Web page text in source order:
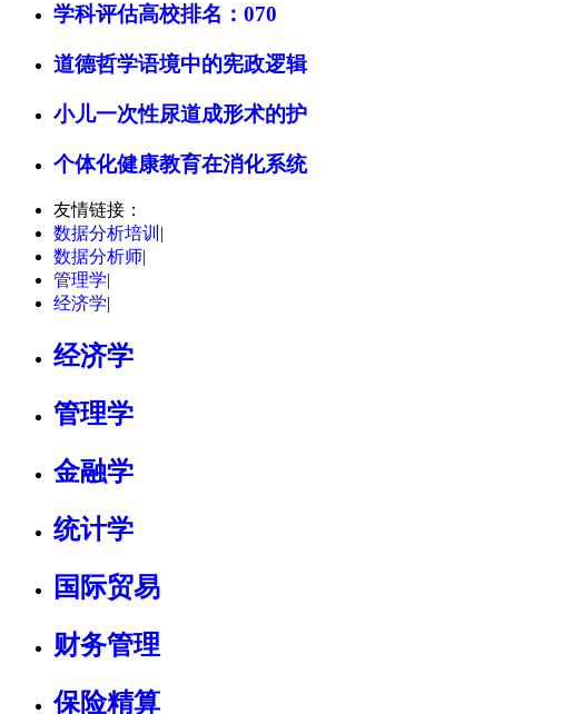
学科评估高校排名：070
道德哲学语境中的宪政逻辑
小儿一次性尿道成形术的护
个体化健康教育在消化系统
友情链接：
数据分析培训 |
数据分析师|
管理学|
经济学|
经济学
管理学
金融学
统计学
国际贸易
财务管理
保险精算